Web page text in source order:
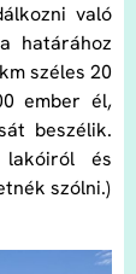
való
határához
széles 20
ember él,
beszélik.
és
szólni.)